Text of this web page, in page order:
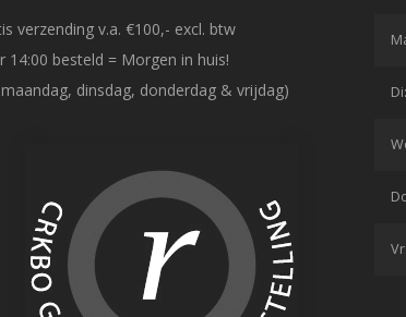
verzending v.a. €100,- excl. btw
14:00 besteld = Morgen in huis!
dinsdag, donderdag & vrijdag)
Di:
Vr: